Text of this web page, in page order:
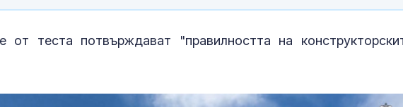
от теста потвърждават "правилността на